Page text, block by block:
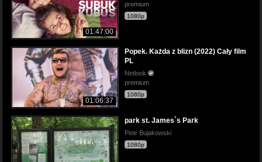
01:47:00
premium
1080p
01:06:37
Popek. Każda z blizn (2022) Cały film
PL
Netlook
premium
1080p
park st. James`s Park
Piotr Bujakowski
1080p